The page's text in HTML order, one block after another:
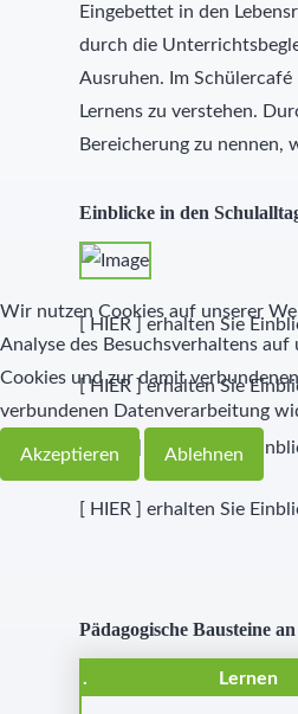
Eingebettet in den
durch die
Ausruhen. Im
Lernens zu verstehen.
Bereicherung zu nennen,
Einblicke in den
[ HIER ] erhalten Sie
[HIER ] erhalten Sie
[HIER ] erhalten Sie
[ HIER ] erhalten Sie
Pädagogische Bausteine
. Lernen
Wir nutzen Cookies auf unserer
Analyse des Besuchsverhaltens
Cookies und zur damit
verbundenen Datenverarbeitung
Akzeptieren Ablehnen